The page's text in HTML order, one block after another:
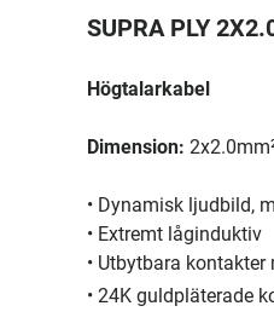
SUPRA PLY
Högtalarkabel
Dimension:
• Dynamisk ljudbild,
• Extremt låginduktiv
• Utbytbara
• 24K guldpläterade